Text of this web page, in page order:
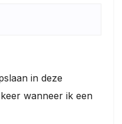
in deze
wanneer ik een